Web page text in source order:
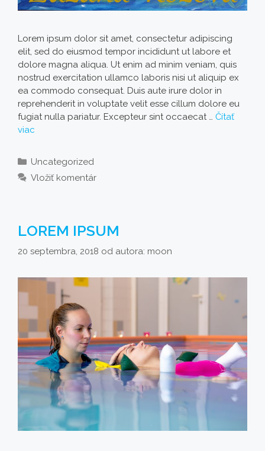
Lorem ipsum dolor sit amet, consectetur adipiscing
elit, sed do eiusmod tempor incididunt ut labore et
dolore magna aliqua. Ut enim ad minim veniam, quis
nostrud exercitation ullamco laboris nisi ut aliquip ex
ea commodo consequat. Duis aute irure dolor in
reprehenderit in voluptate velit esse cillum dolore eu
fugiat nulla pariatur. Excepteur sint occaecat … Čítať
viac
Kategórie
Uncategorized
Vložiť komentár
LOREM IPSUM
20 septembra, 2018 od autora: moon